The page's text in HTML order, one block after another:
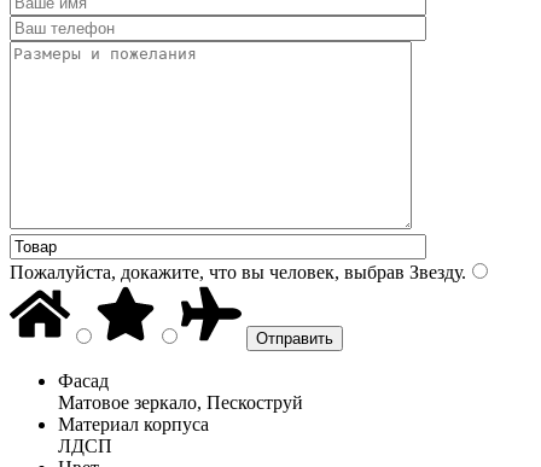
Пожалуйста, докажите, что вы человек, выбрав Звезду.
Фасад
Матовое зеркало, Пескоструй
Материал корпуса
ЛДСП